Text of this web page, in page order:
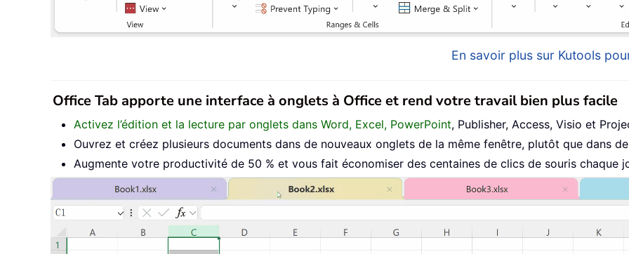
En savoir plus sur Kutools
Office Tab apporte une interface à onglets à Office et rend votre travail bien plus facile
Activez l’édition et la lecture par onglets dans Word, Excel, PowerPoint, Publisher, Access, Visio et
Ouvrez et créez plusieurs documents dans de nouveaux onglets de la même fenêtre, plutôt que dans
Augmente votre productivité de 50 % et vous fait économiser des centaines de clics de souris chaque